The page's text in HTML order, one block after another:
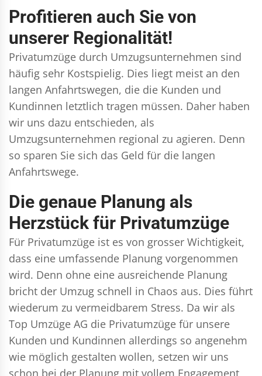
Profitieren auch Sie von
unserer Regionalität!
Privatumzüge durch Umzugsunternehmen sind
häufig sehr Kostspielig. Dies liegt meist an den
langen Anfahrtswegen, die die Kunden und
Kundinnen letztlich tragen müssen. Daher haben
wir uns dazu entschieden, als
Umzugsunternehmen regional zu agieren. Denn
so sparen Sie sich das Geld für die langen
Anfahrtswege.
Die genaue Planung als
Herzstück für Privatumzüge
Für Privatumzüge ist es von grosser Wichtigkeit,
dass eine umfassende Planung vorgenommen
wird. Denn ohne eine ausreichende Planung
bricht der Umzug schnell in Chaos aus. Dies führt
wiederum zu vermeidbarem Stress. Da wir als
Top Umzüge AG die Privatumzüge für unsere
Kunden und Kundinnen allerdings so angenehm
wie möglich gestalten wollen, setzen wir uns
schon bei der Planung mit vollem Engagement